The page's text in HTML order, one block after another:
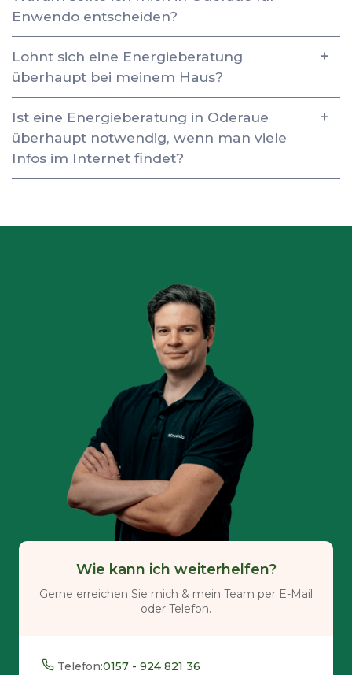
Enwendo entscheiden?
Lohnt sich eine Energieberatung
überhaupt bei meinem Haus?
Ist eine Energieberatung in Oderaue
überhaupt notwendig, wenn man viele
Infos im Internet findet?
Wie kann ich weiterhelfen?
Gerne erreichen Sie mich & mein Team per E-Mail
oder Telefon.
Telefon:0157 - 924 821 36